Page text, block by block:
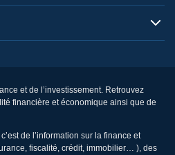
et de l’investissement. Retrouvez
financière et économique ainsi que de
de l’information sur la finance et
fiscalité, crédit, immobilier… ), des